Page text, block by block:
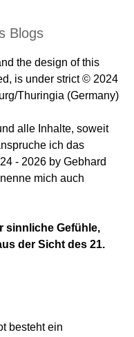
Blogs
the design of this
is under strict © 2024
Thuringia (Germany)
alle Inhalte, soweit
ich das
- 2026 by Gebhard
mich auch
sinnliche Gefühle,
der Sicht des 21.
besteht ein